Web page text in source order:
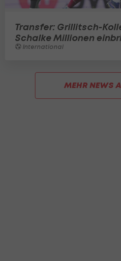
Transfer: Grillitsch-
Schalke Millionen
International
MEHR NEWS